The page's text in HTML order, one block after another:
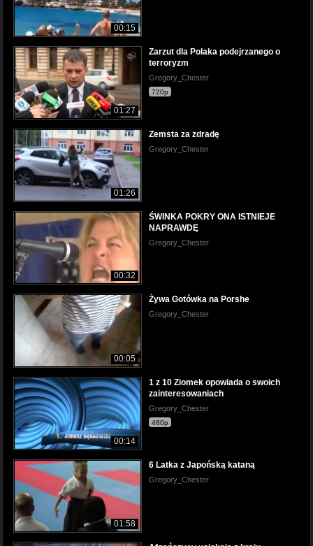
00:15
01:27
Zarzut dla Polaka podejrzanego o
terroryzm
Gregory_Chester
720p
01:26
Zemsta za zdradę
Gregory_Chester
00:32
ŚWINKA POKRY ONA ISTNIEJE
NAPRAWDĘ
Gregory_Chester
00:05
Żywa Gotówka na Porshe
Gregory_Chester
00:14
1 z 10 Ziomek opowiada o swoich
zainteresowaniach
Gregory_Chester
480p
01:58
6 Latka z Japońską kataną
Gregory_Chester